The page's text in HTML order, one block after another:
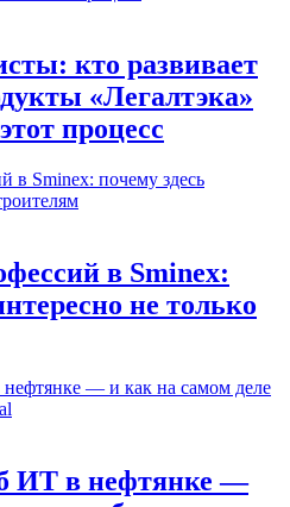
кто развивает
«Легалтэка»
процесс
в Sminex:
не только
ИТ в нефтянке —